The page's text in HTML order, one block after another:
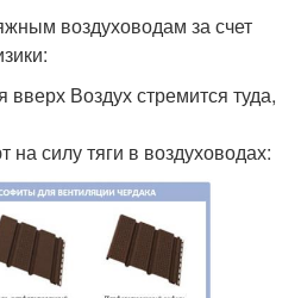
воздуховодам за счет
Воздух стремится туда,
силу тяги в воздуховодах: